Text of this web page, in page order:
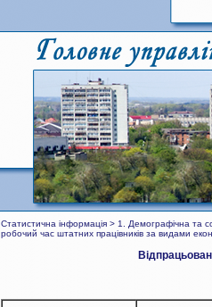
Статистична інформація > 1. Демографічна та
робочий час штатних працівників за видами